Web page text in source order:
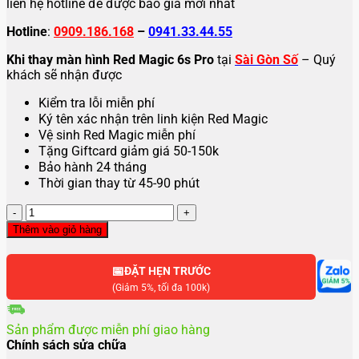
liên hệ hotline để được báo giá mới nhất
Hotline: 0909.186.168 – 0941.33.44.55
Khi thay màn hình Red Magic 6s Pro tại Sài Gòn Số– Quý
khách sẽ nhận được
Kiểm tra lỗi miễn phí
Ký tên xác nhận trên linh kiện Red Magic
Vệ sinh Red Magic miễn phí
Tặng Giftcard giảm giá 50-150k
Bảo hành 24 tháng
Thời gian thay từ 45-90 phút
Thay
màn
hình
ZTE
Magic
Pro
số
Thêm vào giỏ hàng
📅ĐẶT HẸN TRƯỚC
(Giảm 5%, tối đa 100k)
Sản phẩm được miễn phí giao hàng
Chính sách sửa chữa